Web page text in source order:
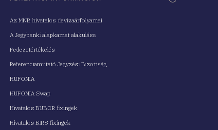
Az MNB hivatalos devizaárfolyamai
A Jegybanki alapkamat alakulása
Fedezetértékelés
Referenciamutató Jegyzési Bizottság
HUFONIA
HUFONIA Swap
Hivatalos BUBOR fixingek
Hivatalos BIRS fixingek